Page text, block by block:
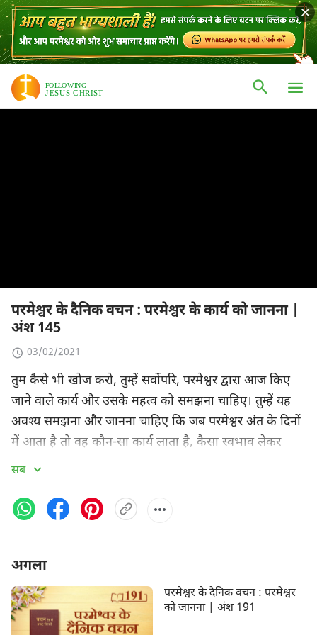
परमेश्वर के दैनिक वचन : परमेश्वर के कार्य को जानना |
अंश 145
03/02/2021
तुम कैसे भी खोज करो, तुम्हें सर्वोपरि, परमेश्वर द्वारा आज किए
जाने वाले कार्य और उसके महत्व को समझना चाहिए। तुम्हें यह
अवश्य समझना और जानना चाहिए कि जब परमेश्वर अंत के दिनों
में आता है तो वह कौन-सा कार्य लाता है, कैसा स्वभाव लेकर
आता है, और मनुष्य में क्या चीज़ पूर्ण की जाएगी। यदि तुम उस
करके आया है, तो तुम उसकी इच्छा कैसे समझ सकते हो, और
तुम उसके अंतरंग कैसे बन सकते हो? वास्तव में, परमेश्वर का
अंतरंग होना जटिल नहीं है, किंतु यह सरल भी नहीं है। यदि लोग
इसे पूरी तरह से समझ सकें और इसे अमल में ला सकें, तो यह
सरल बन जाता है; यदि लोग इसे पूरी तरह से न समझ सकें, तो यह
बहुत कठिन बन जाता है, और, इतना ही नहीं, वे अपनी खोज
द्वारा खुद को अस्पष्टता में ले जाए जाने के लिए प्रवण हो जाते हैं।
सब
अगला
परमेश्वर के दैनिक वचन : परमेश्वर
को जानना | अंश 191